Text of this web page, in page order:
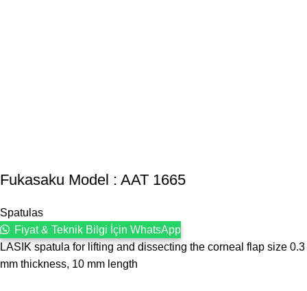
Fukasaku Model : AAT 1665
Spatulas
Fiyat & Teknik Bilgi İçin WhatsApp
LASIK spatula for lifting and dissecting the corneal flap size 0.3
mm thickness, 10 mm length